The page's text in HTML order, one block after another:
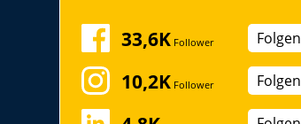
Messen, Seminare,
Kongresse
Startup
33,6K Follower Folgen
10,2K Follower Folgen